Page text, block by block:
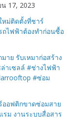
17, 2023
หม่ติดตั้งที่ชาร์
ถไฟฟ้าต้องทำก่อนซื้อ
าย รับเหมาก่อสร้าง
าเซลล์ #ช่างไฟฟ้า
#ซ่อม
ออฟติกขาดซ่อมสาย
รม งานระบบสื่อสาร